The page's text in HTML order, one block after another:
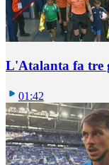
L'Atalanta fa tre
01:42